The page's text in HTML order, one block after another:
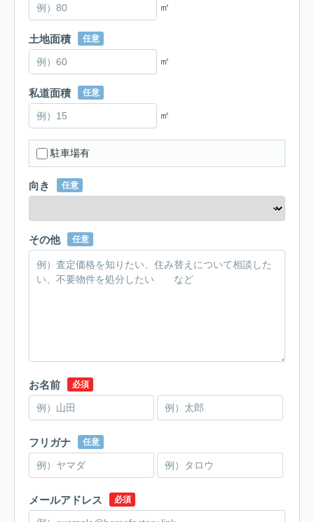
㎡
土地面積 任意
㎡
私道面積 任意
㎡
駐車場有
向き 任意
その他 任意
お名前 必須
フリガナ 任意
メールアドレス 必須